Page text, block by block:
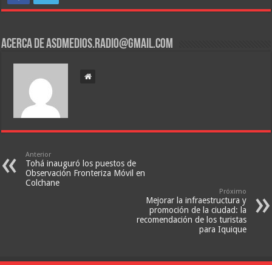
Acerca de asdmedios.radio@gmail.com
Anterior
Tohá inauguró los puestos de
Observación Fronteriza Móvil en
Colchane
Próximo
Mejorar la infraestructura y
promoción de la ciudad: la
recomendación de los turistas
para Iquique